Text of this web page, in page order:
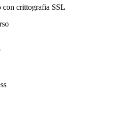
con crittografia SSL